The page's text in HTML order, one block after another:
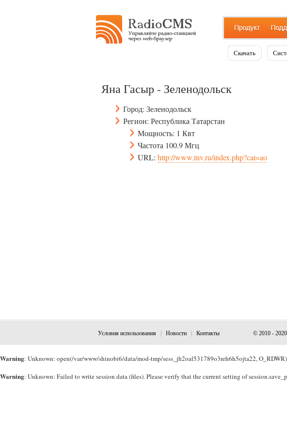
Скачать
Яна Гасыр - Зеленодольск
Город: Зеленодольск
Регион: Республика Татарстан
Мощность: 1 Квт
Частота 100.9 Мгц
URL: http://www.tnv.ru/index.php?cat=ao
Условия использования Новости Контакты © 2010 -
Warning: Unknown: open(/var/www/shinobi6/data/mod-tmp/sess_jh2oal531789o3reh6h5ojta22,
Warning: Unknown: Failed to write session data (files). Please verify that the current setting of